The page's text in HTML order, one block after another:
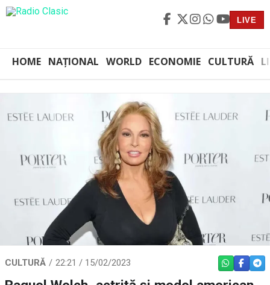
LIVE
HOME NAȚIONAL WORLD ECONOMIE CULTURĂ
CULTURĂ 22:21 / 15/02/2023 WHATSAPP